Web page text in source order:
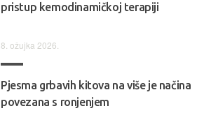
pristup kemodinamičkoj terapiji
8. ožujka 2026.
Pjesma grbavih kitova na više je načina
povezana s ronjenjem